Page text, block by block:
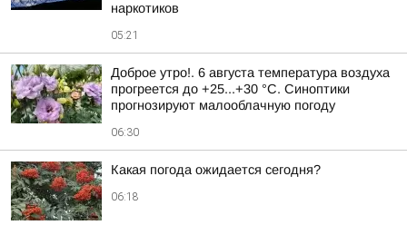
наркотиков
05:21
Доброе утро!. 6 августа температура воздуха
прогреется до +25...+30 °C. Синоптики
прогнозируют малооблачную погоду
06:30
Какая погода ожидается сегодня?
06:18